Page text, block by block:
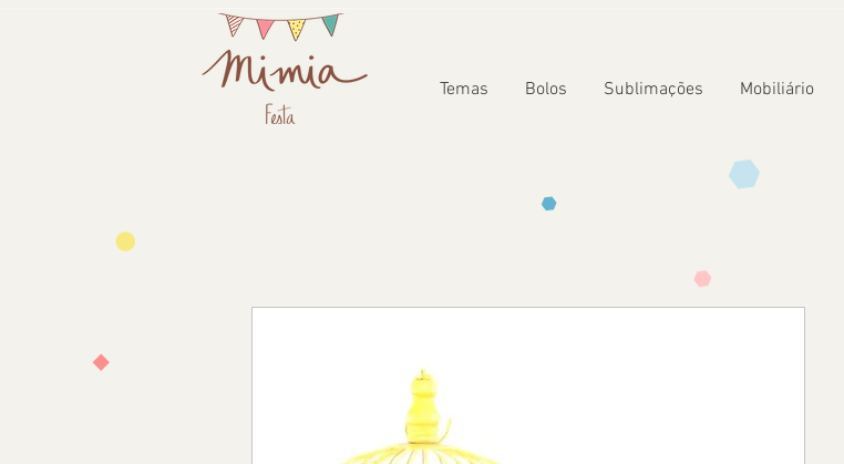
Temas Bolos Sublimações Mobiliário